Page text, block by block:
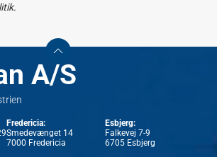
A/S
Fredericia:
Smedevænget 14
7000 Fredericia
Esbjerg:
Falkevej 7-9
6705 Esbjerg